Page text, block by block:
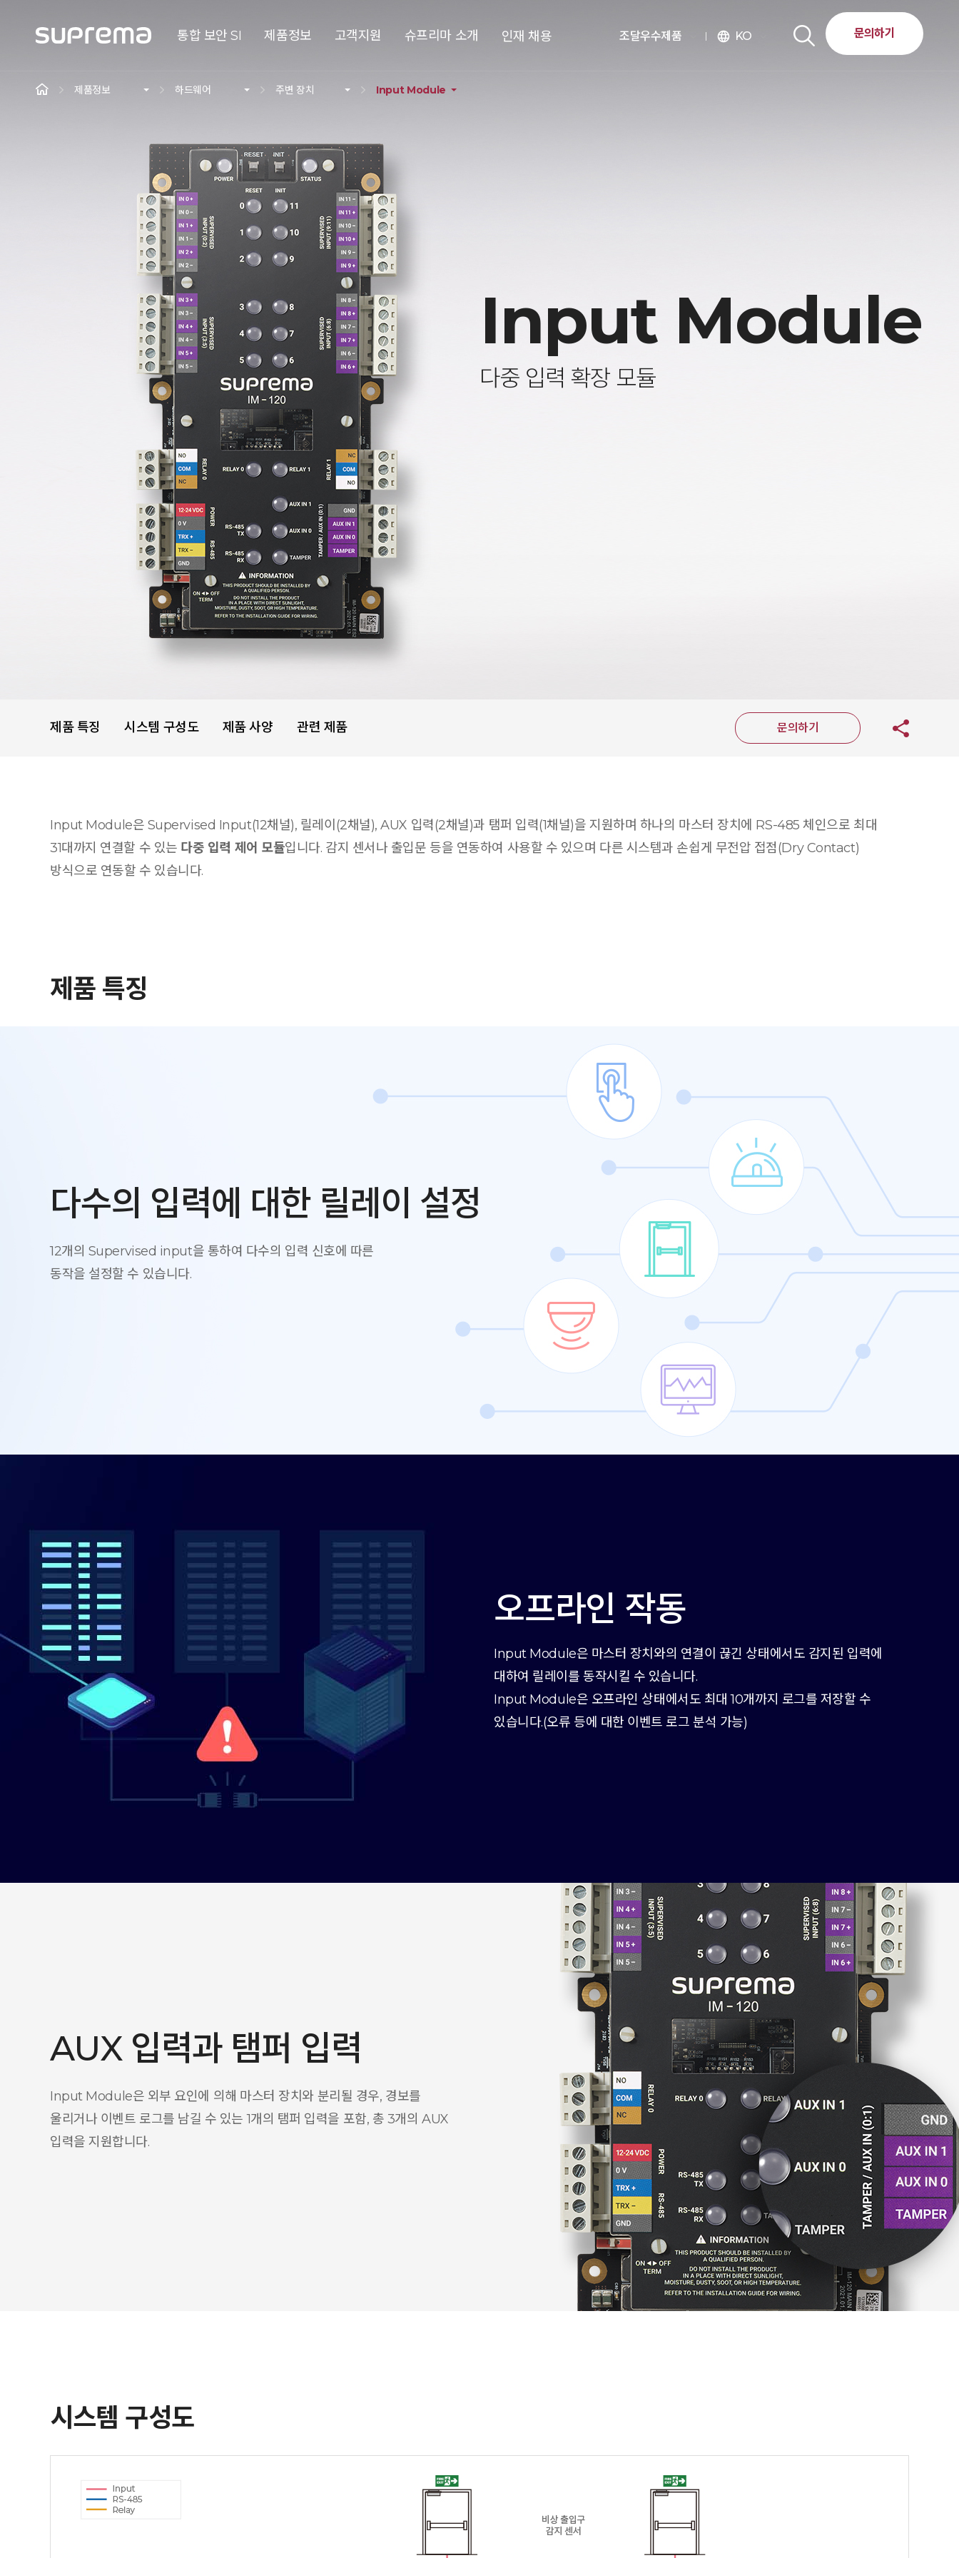
통합 보안 SI 제품정보 고객지원 슈프리마 소개 인재 채용 조달우수제품 language KO 문의하기
Input Module
다중 입력 확장 모듈
제품정보 하드웨어 주변 장치 Input Module
제품 특징 시스템 구성도 제품 사양 관련 제품 문의하기
Input Module은 Supervised Input(12채널), 릴레이(2채널), AUX 입력(2채널)과 탬퍼 입력(1채널)을 지원하며 하나의 마스터 장치에 RS-485 체인으로 최대
31대까지 연결할 수 있는 다중 입력 제어 모듈입니다. 감지 센서나 출입문 등을 연동하여 사용할 수 있으며 다른 시스템과 손쉽게 무전압 접점(Dry Contact)
방식으로 연동할 수 있습니다.
제품 특징
다수의 입력에 대한 릴레이 설정
12개의 Supervised input을 통하여 다수의 입력 신호에 따른
동작을 설정할 수 있습니다.
오프라인 작동
Input Module은 마스터 장치와의 연결이 끊긴 상태에서도 감지된 입력에
대하여 릴레이를 동작시킬 수 있습니다.
Input Module은 오프라인 상태에서도 최대 10개까지 로그를 저장할 수
있습니다.(오류 등에 대한 이벤트 로그 분석 가능)
AUX 입력과 탬퍼 입력
Input Module은 외부 요인에 의해 마스터 장치와 분리될 경우, 경보를
울리거나 이벤트 로그를 남길 수 있는 1개의 탬퍼 입력을 포함, 총 3개의 AUX
입력을 지원합니다.
시스템 구성도